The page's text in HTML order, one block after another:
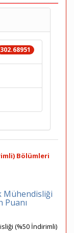
302.68951
Bölümleri
Mühendisliği
Puanı
(%50 İndirimli)